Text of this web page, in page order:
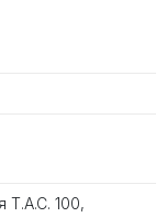
T.A.C. 100,